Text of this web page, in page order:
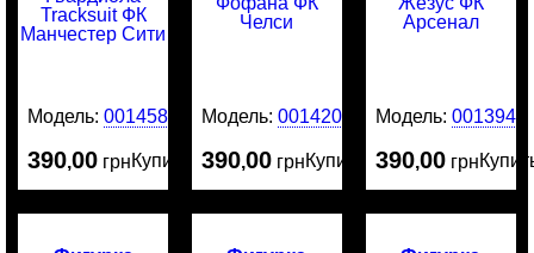
Модель:0014585
390,00 грнКупить
Модель:0014204
390,00 грнКупить
Модель: 0013949
390,00 грн